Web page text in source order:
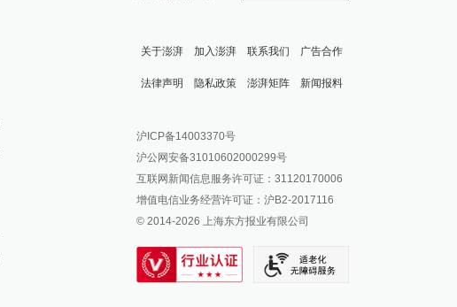
关于澎湃 加入澎湃 联系我们 广告合作
法律声明 隐私政策 澎湃矩阵
澎湃新闻公众号
澎湃新闻抖音号
派生万物开放平台
IP SHANGHAI
SIXTH TONE
新闻报料
报料邮箱: news@thepaper.cn
沪ICP备14003370号
沪公网安备31010602000299号
互联网新闻信息服务许可证：31120170006
增值电信业务经营许可证：沪B2-2017116
© 2014-2026 上海东方报业有限公司